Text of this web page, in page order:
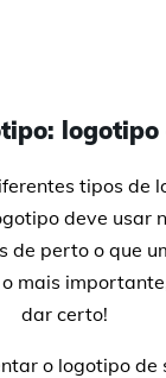
logotipo
tipos de
deve usar
de perto o que
mais
dar certo!
o logotipo de